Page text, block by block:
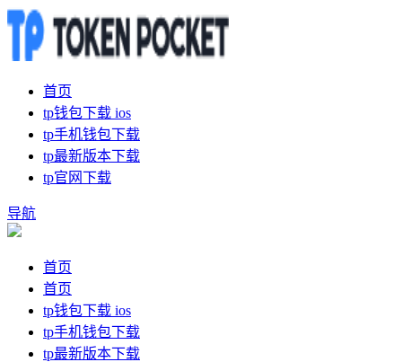
首页
tp钱包下载 ios
tp手机钱包下载
tp最新版本下载
tp官网下载
导航
首页
首页
tp钱包下载 ios
tp手机钱包下载
tp最新版本下载